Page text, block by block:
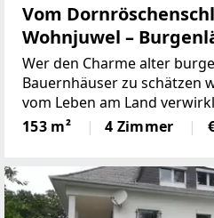
Vom
Wohnjuwel –
Streckhof mit
Wer den Charme alter
Bauernhäuser zu schätzen
vom Leben am Land
hier eine seltene
Streckhof in 7453
153 m² 4 Zimmer